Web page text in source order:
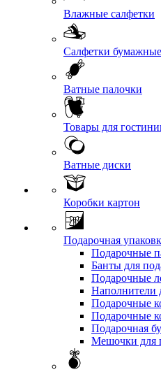
Влажные салфетки
Салфетки бумажные
Ватные палочки
Товары для
Ватные диски
Коробки картон
Подарочная
Подарочные
Банты для
Подарочные
Наполнители
Подарочные
Подарочные
Подарочная
Мешочки для